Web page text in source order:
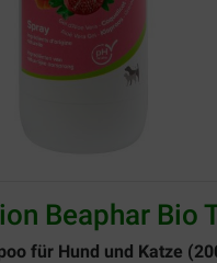
Beaphar Bio
für Hund und Katze